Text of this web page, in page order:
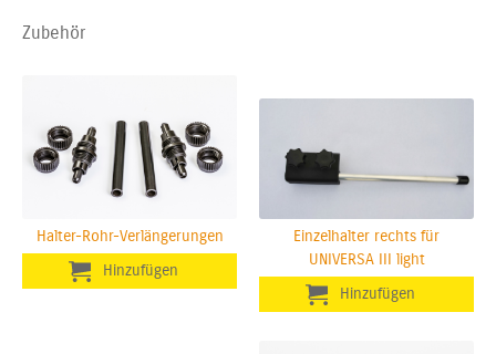
Zubehör
Halter-Rohr-Verlängerungen
Einzelhalter rechts für
UNIVERSA III light